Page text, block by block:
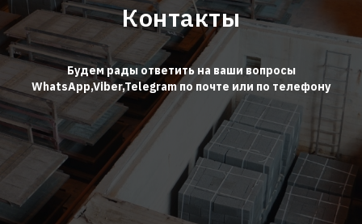
Контакты
Будем рады ответить на ваши вопросы
WhatsApp,Viber,Telegramпо почте или по телефону